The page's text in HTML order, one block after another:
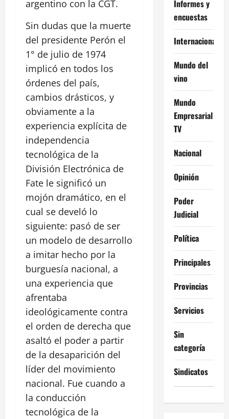
argentino con la CGT.
Sin dudas que la muerte
del presidente Perón el
1° de julio de 1974
implicó en todos los
órdenes del país,
cambios drásticos, y
obviamente a la
experiencia explícita de
independencia
tecnológica de la
División Electrónica de
Fate le significó un
mojón dramático, en el
cual se develó lo
siguiente: pasó de ser
un modelo de desarrollo
a imitar hecho por la
burguesía nacional, a
una experiencia que
afrentaba
ideológicamente contra
el orden de derecha que
asaltó el poder a partir
de la desaparición del
líder del movimiento
nacional. Fue cuando a
la conducción
tecnológica de la
Informes y
encuestas
Internacional
Mundo del
vino
Mundo
Empresarial
TV
Nacional
Opinión
Poder
Judicial
Política
Principales
Provincias
Servicios
Sin
categoría
Sindicatos